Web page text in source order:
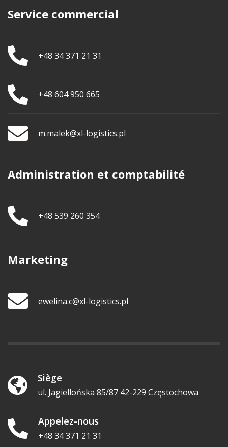
Service commercial
+48 34 371 21 31
+48 604 950 665
m.malek@xl-logistics.pl
Administration et comptabilité
+48 539 260 354
Marketing
ewelina.c@xl-logistics.pl
Siège
ul. Jagiellońska 85/87 42-229 Częstochowa
Appelez-nous
+48 34 371 21 31